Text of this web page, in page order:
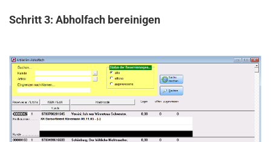
Schritt 3: Abholfach bereinigen